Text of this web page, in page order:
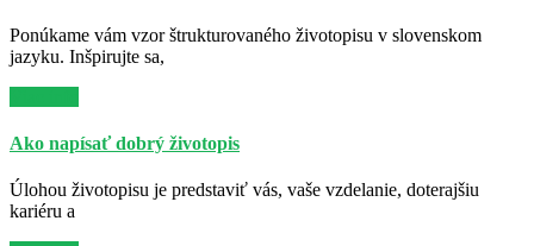
Ponúkame vám vzor štrukturovaného životopisu v slovenskom
jazyku. Inšpirujte sa,
Ako napísať dobrý životopis
Úlohou životopisu je predstaviť vás, vaše vzdelanie, doterajšiu
kariéru a